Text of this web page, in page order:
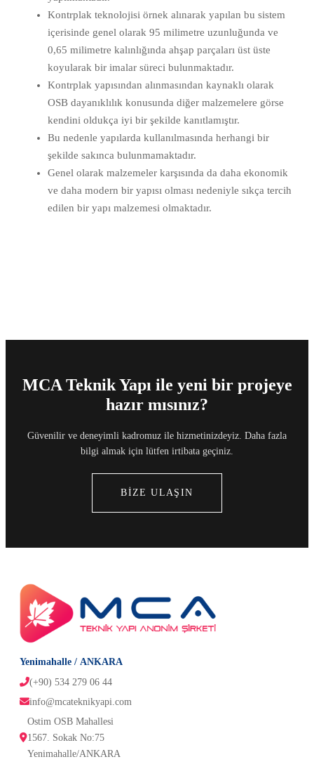
Kontrplak teknolojisi örnek alınarak yapılan bu sistem
içerisinde genel olarak 95 milimetre uzunluğunda ve
0,65 milimetre kalınlığında ahşap parçaları üst üste
koyularak bir imalar süreci bulunmaktadır.
Kontrplak yapısından alınmasından kaynaklı olarak
OSB dayanıklılık konusunda diğer malzemelere görse
kendini oldukça iyi bir şekilde kanıtlamıştır.
Bu nedenle yapılarda kullanılmasında herhangi bir
şekilde sakınca bulunmamaktadır.
Genel olarak malzemeler karşısında da daha ekonomik
ve daha modern bir yapısı olması nedeniyle sıkça tercih
edilen bir yapı malzemesi olmaktadır.
MCA Teknik Yapı ile yeni bir projeye
hazır mısınız?
Güvenilir ve deneyimli kadromuz ile hizmetinizdeyiz. Daha fazla
bilgi almak için lütfen irtibata geçiniz.
BİZE ULAŞIN
Yenimahalle / ANKARA
(+90) 534 279 06 44
info@mcateknikyapi.com
Ostim OSB Mahallesi
1567. Sokak No:75
Yenimahalle/ANKARA